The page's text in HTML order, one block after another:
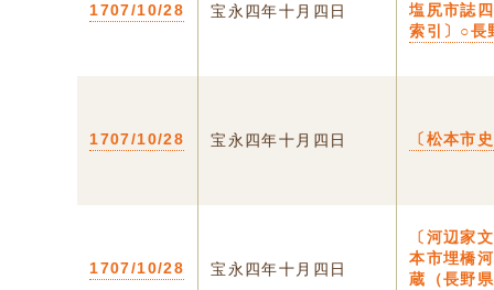
1707/10/28 宝永四年十月四日
塩尻市誌
索引〕○長
1707/10/28 宝永四年十月四日 〔松本市
1707/10/28 宝永四年十月四日
〔河辺家
本市埋橋
蔵（長野